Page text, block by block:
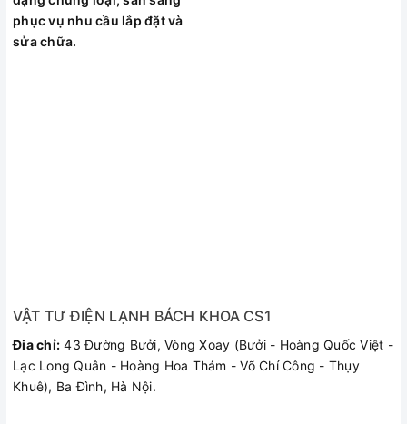
phục vụ nhu cầu lắp đặt và
sửa chữa.
VẬT TƯ ĐIỆN LẠNH BÁCH KHOA CS1
Đia chỉ: 43 Đường Bưởi, Vòng Xoay (Bưởi - Hoàng Quốc Việt -
Lạc Long Quân - Hoàng Hoa Thám - Võ Chí Công - Thụy
Khuê), Ba Đình, Hà Nội.